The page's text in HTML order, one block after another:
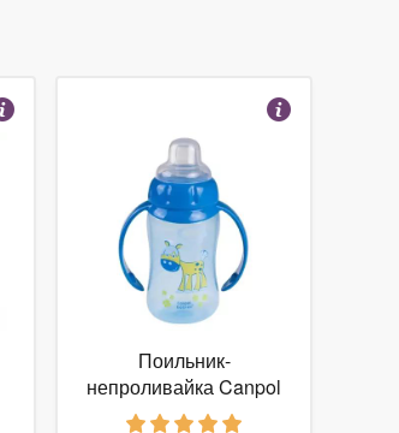
Поильник-
непроливайка Canpol
Babies 56/512, 320 мл